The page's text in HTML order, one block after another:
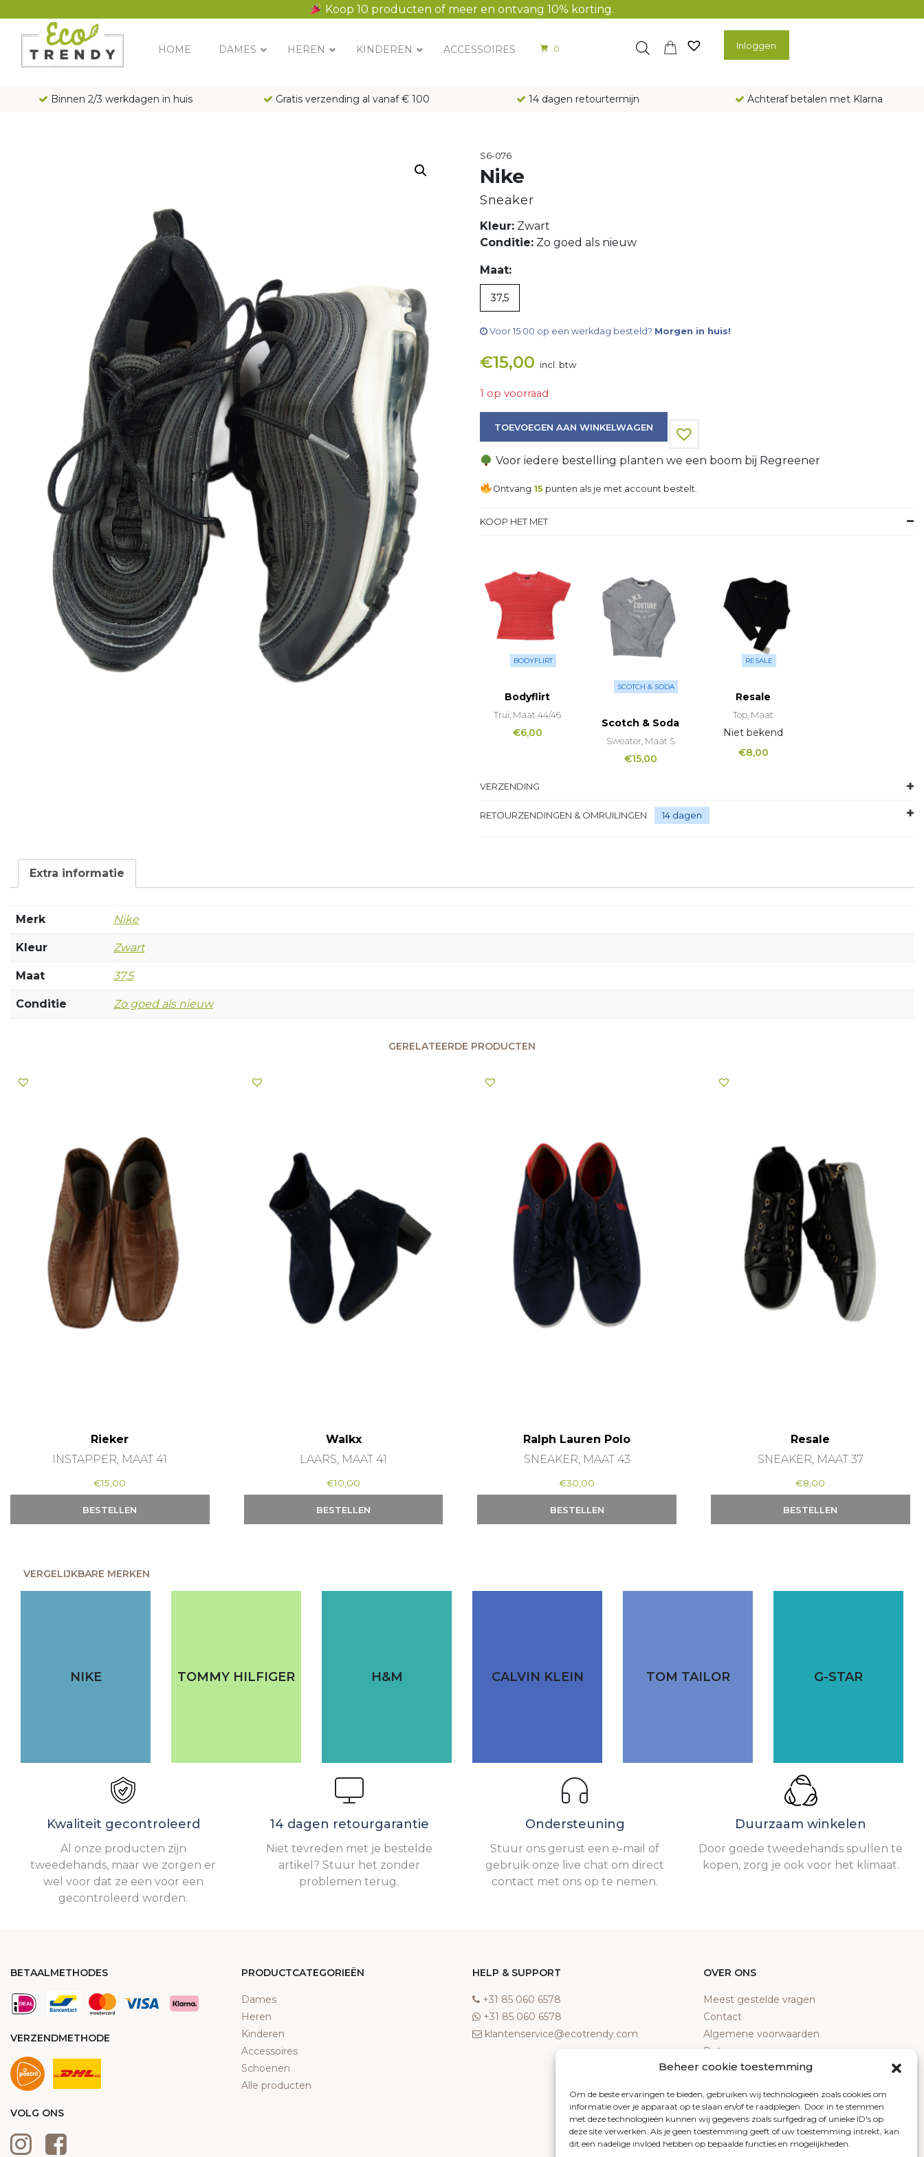
Koop 10 producten of meer en ontvang 10% korting.
Beheer cookie toestemming
Om de beste ervaringen te bieden, gebruiken wij technologieën zoals cookies om
informatie over je apparaat op te slaan en/of te raadplegen. Door in te stemmen
met deze technologieën kunnen wij gegevens zoals surfgedrag of unieke ID's op
deze site verwerken. Als je geen toestemming geeft of uw toestemming intrekt, kan
dit een nadelige invloed hebben op bepaalde functies en mogelijkheden.
Main Navigation
HOME DAMES HEREN KINDEREN ACCESSOIRES 0 Inloggen
Binnen 2/3 werkdagen in huis Gratis verzending al vanaf € 100 14 dagen retourtermijn Achteraf betalen met Klarna
S6-076
Nike
Sneaker
Kleur: Zwart
Conditie: Zo goed als nieuw
Maat:
37,5
Voor 15:00 op een werkdag besteld? Morgen in huis!
€15,00 incl. btw
1 op voorraad
TOEVOEGEN AAN WINKELWAGEN
Voor iedere bestelling planten we een boom bij Regreener
Ontvang 15 punten als je met account bestelt.
KOOP HET MET
BODYFLIRT
Bodyflirt
Trui, Maat 44/46
€6,00
SCOTCH & SODA
Scotch & Soda
Sweater, Maat S
€15,00
RESALE
Resale
Top, Maat
Niet bekend
€8,00
VERZENDING
RETOURZENDINGEN & OMRUILINGEN 14 dagen
Extra informatie
Merk Nike
Kleur Zwart
Maat 37,5
Conditie Zo goed als nieuw
GERELATEERDE PRODUCTEN
Rieker
INSTAPPER, MAAT 41
€15,00
BESTELLEN
Walkx
LAARS, MAAT 41
€10,00
BESTELLEN
Ralph Lauren Polo
SNEAKER, MAAT 43
€30,00
BESTELLEN
Resale
SNEAKER, MAAT 37
€8,00
BESTELLEN
VERGELIJKBARE MERKEN
NIKE TOMMY HILFIGER H&M CALVIN KLEIN TOM TAILOR G-STAR
Kwaliteit gecontroleerd
Al onze producten zijn
tweedehands, maar we zorgen er
wel voor dat ze een voor een
gecontroleerd worden.
14 dagen retourgarantie
Niet tevreden met je bestelde
artikel? Stuur het zonder
problemen terug.
Ondersteuning
Stuur ons gerust een e-mail of
gebruik onze live chat om direct
contact met ons op te nemen.
Duurzaam winkelen
Door goede tweedehands spullen te
kopen, zorg je ook voor het klimaat.
BETAALMETHODES
VERZENDMETHODE
VOLG ONS
PRODUCTCATEGORIEËN
Dames
Heren
Kinderen
Accessoires
Schoenen
Alle producten
HELP & SUPPORT
‎+31 85 060 6578
‎+31 85 060 6578
klantenservice@ecotrendy.com
OVER ONS
Meest gestelde vragen
Contact
Algemene voorwaarden
Retourneren
Klachten
Cookiebeleid